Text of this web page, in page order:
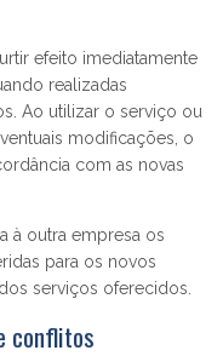
efeito imediatamente
realizadas
Ao utilizar o serviço ou
modificações, o
com as novas
à outra empresa os
para os novos
serviços oferecidos.
conflitos